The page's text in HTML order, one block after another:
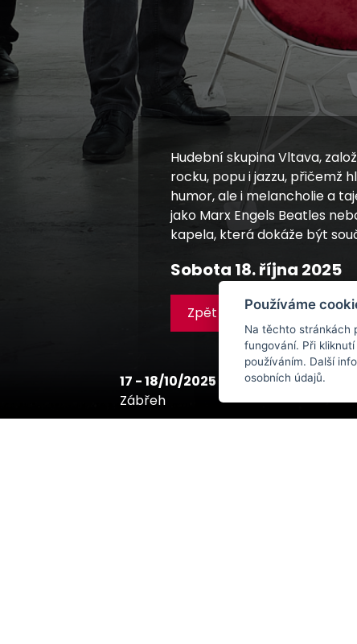
17 - 18/10/2025
Zábřeh
Hudební skupina Vltava,
rocku, popu i jazzu, přičemž
humor, ale i melancholie a
jako Marx Engels Beatles
kapela, která dokáže být
Sobota 18. října 2025
Zpět na účinkující
Používáme
Na těchto stránkách
fungování. Při
používáním. Další
osobních údajů.